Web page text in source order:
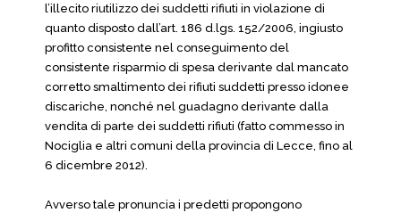
l’illecito riutilizzo dei suddetti rifiuti in violazione di
quanto disposto dall’art. 186 d.lgs. 152/2006, ingiusto
profitto consistente nel conseguimento del
consistente risparmio di spesa derivante dal mancato
corretto smaltimento dei rifiuti suddetti presso idonee
discariche, nonché nel guadagno derivante dalla
vendita di parte dei suddetti rifiuti (fatto commesso in
Nociglia e altri comuni della provincia di Lecce, fino al
6 dicembre 2012).
Avverso tale pronuncia i predetti propongono